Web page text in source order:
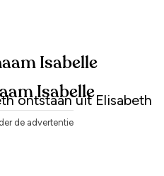
Isabelle
Isabelle
ontstaan uit Elisabeth
de advertentie